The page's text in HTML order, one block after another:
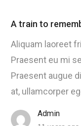
A train to
Aliquam laoreet
Praesent eu mi
Praesent augue
at, ullamcorper
Admin